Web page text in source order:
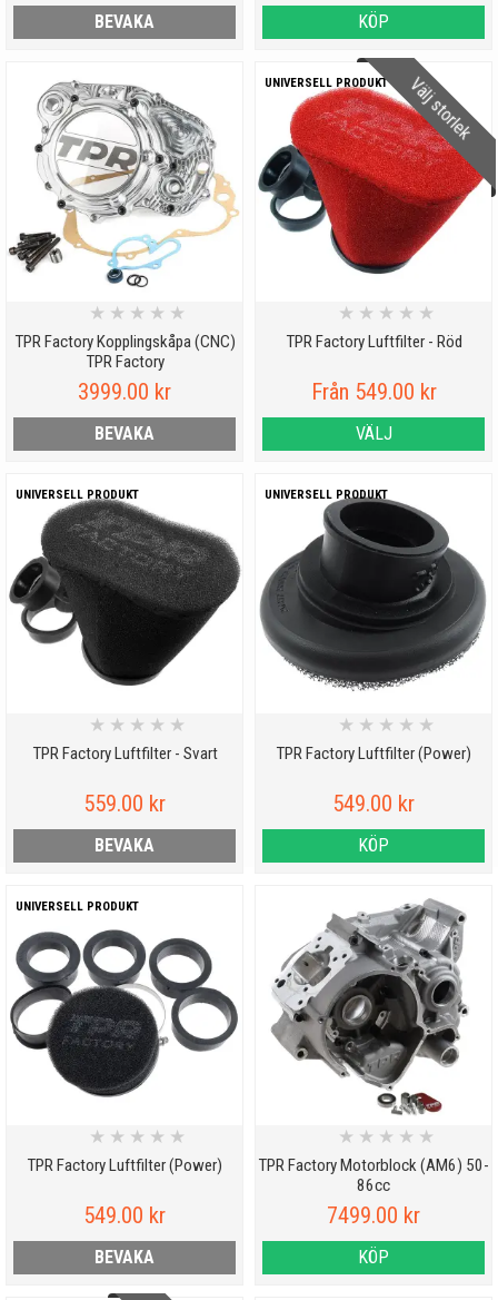
BEVAKA KÖP
TPR Factory Kopplingskåpa (CNC)
TPR Factory
★ ★ ★ ★ ★
3999.00 kr
BEVAKA
Välj storlek
UNIVERSELL PRODUKT
TPR Factory Luftfilter - Röd
★ ★ ★ ★ ★
Från 549.00 kr
VÄLJ
UNIVERSELL PRODUKT
TPR Factory Luftfilter - Svart
★ ★ ★ ★ ★
559.00 kr
BEVAKA
UNIVERSELL PRODUKT
TPR Factory Luftfilter (Power)
★ ★ ★ ★ ★
549.00 kr
KÖP
UNIVERSELL PRODUKT
TPR Factory Luftfilter (Power)
★ ★ ★ ★ ★
549.00 kr
BEVAKA
TPR Factory Motorblock (AM6) 50-
86cc
★ ★ ★ ★ ★
7499.00 kr
KÖP